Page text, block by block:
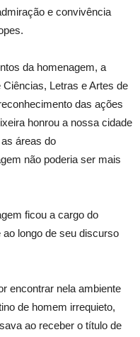
e convivência
da homenagem, a
Letras e Artes de
das ações
honrou a nossa cidade
áreas do
não poderia ser mais
ficou a cargo do
longo de seu discurso
encontrar nela ambiente
de homem irrequieto,
ao receber o título de